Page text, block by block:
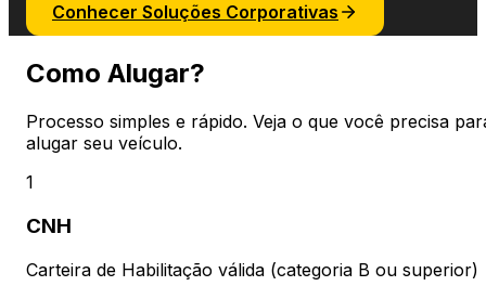
Conhecer Soluções Corporativas
Como Alugar?
Processo simples e rápido. Veja o que você precisa
alugar seu veículo.
1
CNH
Carteira de Habilitação válida (categoria B ou superior)